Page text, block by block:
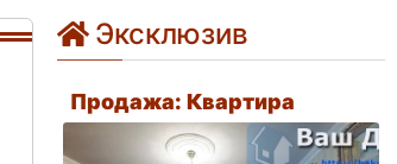
Эксклюзив
Продажа: Квартира